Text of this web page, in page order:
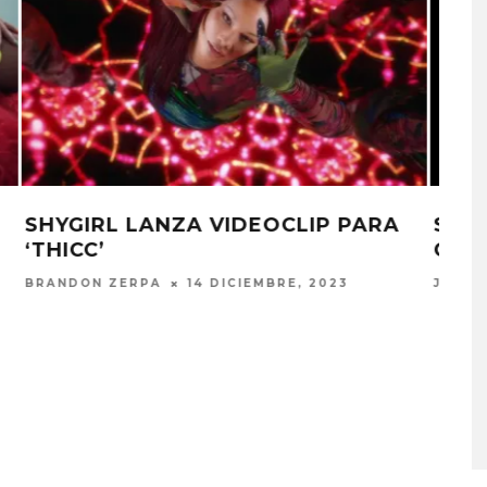
ESCUCHA EL REMIX QUE HIZO
BJÖRK A ‘WOE’, DE SHYGIRL
JULIO MOREAN 21 MARZO, 2023